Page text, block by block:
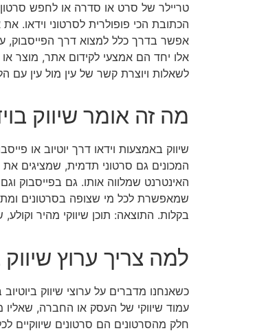
טריילר של סרט או סדרה או לחפש סרטון
הכתובת הכי פופולרית לסרטוני וידאו. את
אפשר בדרך כלל למצוא דרך הפייסבוק,
אלו יחד הם אמצעי לקידום אתר, מוצר
לשאלות ויוצרת קשר של עין מול עין עם
מה זה אומר שיווק
שיווק באמצעות וידאו דרך יוטיוב או
המכונים גם סרטוני תדמית, שמציגים
האינטרנט שמלווה אותו. גם בפייסבוק
שמאפשרת לכל מי שצופה בסרטונים
בקלות. התוצאה: תוכן שיווקי מהיר
למה צריך ערוץ שיווק
כשאנחנו מדברים על ערוצי שיווק
עמוד שיווקי של העסק או החברה, שאליו
חלק מהסרטונים הם סרטונים שיווקיים